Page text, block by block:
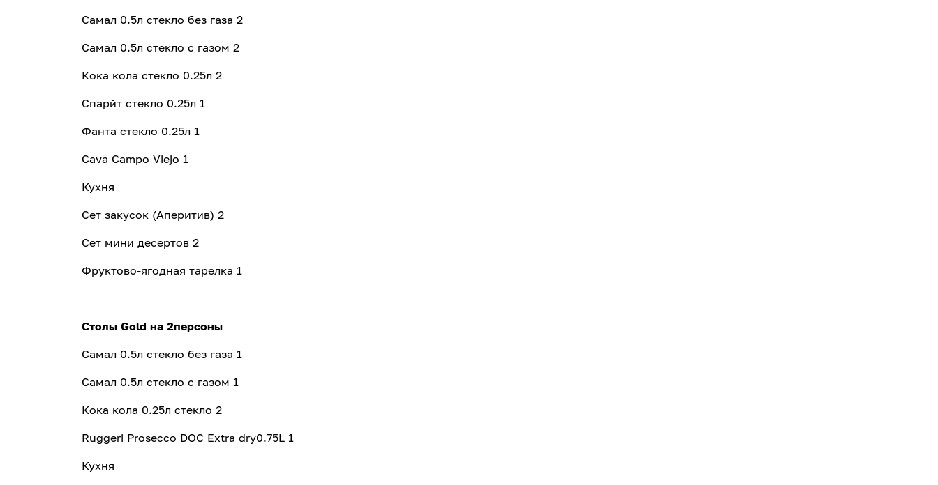
Самал 0.5л стекло без газа 2
Самал 0.5л стекло с газом 2
Кока кола стекло 0.25л 2
Спарйт cтекло 0.25л 1
Фанта cтекло 0.25л 1
Cava Campo Viejo 1
Кухня
Сет закусок (Аперитив) 2
Сет мини десертов 2
Фруктово-ягодная тарелка 1
Столы Gold на 2персоны
Самал 0.5л стекло без газа 1
Самал 0.5л стекло с газом 1
Кока кола 0.25л стекло 2
Ruggeri Prosecco DOC Extra dry0.75L 1
Кухня